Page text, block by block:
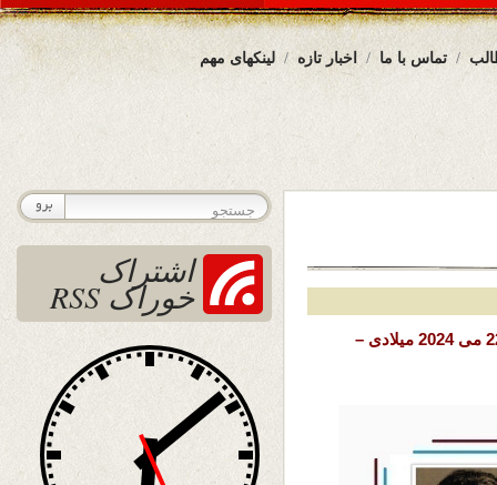
لینکهای مهم اخبار تازه تماس با ما
تاریخ نشر: چهار شنبه دوم جوزا ( خرداد ) ۱۴۰۳ خورشیدی – 22 می 2024 میلادی –
اشتراک
خوراک RSS